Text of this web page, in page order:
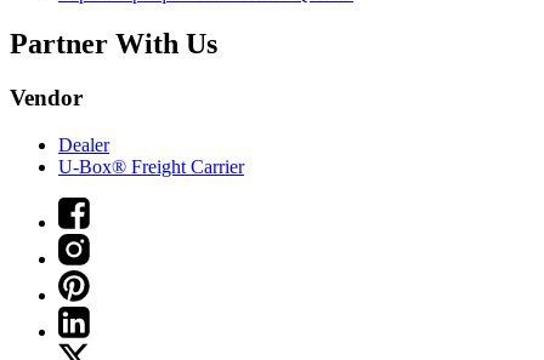
Partner With Us
Vendor
Dealer
U-Box® Freight Carrier